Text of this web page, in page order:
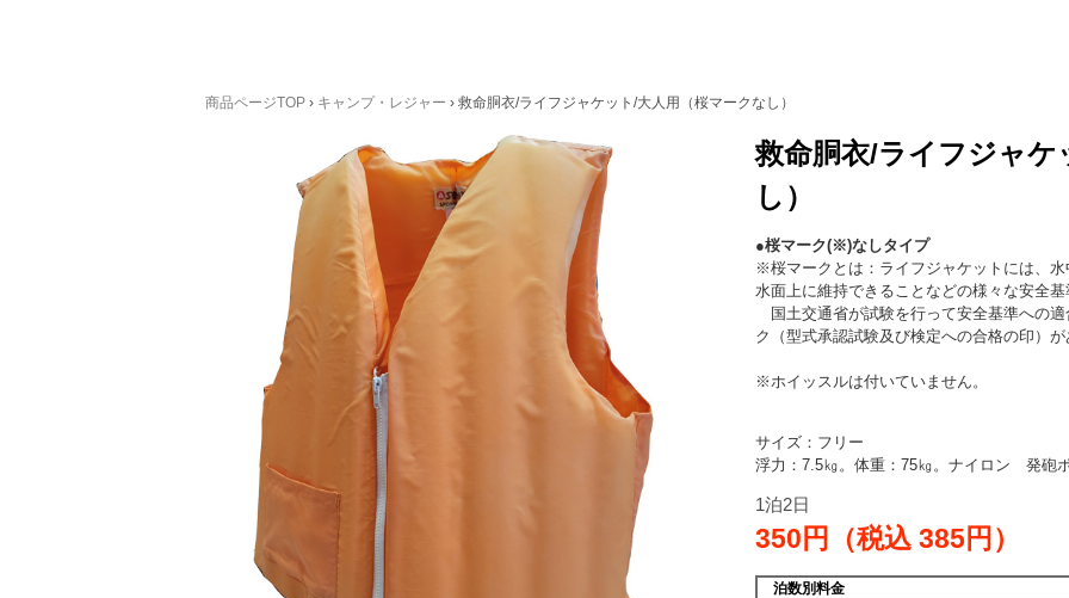
商品ページTOP › キャンプ・レジャー › 救命胴衣/ライフジャケット/大人用（桜マークなし）
救命胴衣/ライフジャケ
し）
●桜マーク(※)なしタイプ
※桜マークとは：ライフジャケットには、
水面上に維持できることなどの様々な安全基
国土交通省が試験を行って安全基準への
ク（型式承認試験及び検定への合格の印）が
※ホイッスルは付いていません。
サイズ：フリー
浮力：7.5㎏。体重：75㎏。ナイロン 発砲
1泊2日
350円（税込 385円）
泊数別料金